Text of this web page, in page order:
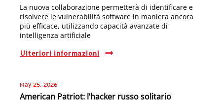
La nuova collaborazione permetterà di identificare e
risolvere le vulnerabilità software in maniera ancora
più efficace, utilizzando capacità avanzate di
intelligenza artificiale
Ulteriori informazioni
May 25, 2026
American Patriot: l’hacker russo solitario